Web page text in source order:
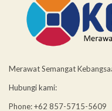
Merawat Semangat
Hubungi kami:
Phone: +62 857-5715-5609